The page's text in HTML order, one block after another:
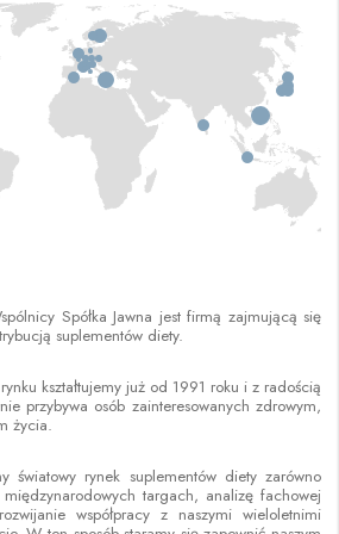
Spółka Jawna jest firmą zajmującą się
suplementów diety.
kształtujemy już od 1991 roku i z radością
przybywa osób zainteresowanych zdrowym,
życia.
światowy rynek suplementów diety zarówno
targach, analizę fachowej
współpracy z naszymi wieloletnimi